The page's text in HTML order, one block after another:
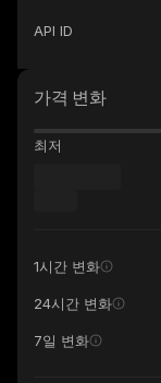
API ID
가격 변화
최저
1시간 변화
24시간 변화
7일 변화